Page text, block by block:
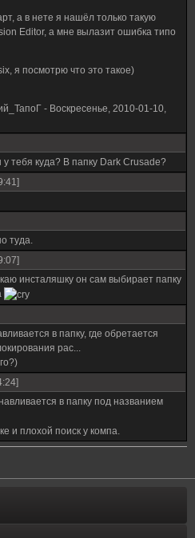
а в нете я нашёл только такую
Editor, а мне вылазит ошибка типо
я посмотрю что это такое)
- Воскресенье, 2010-01-10,
у тебя куда? В папку Dark Crusade?
туда.
инсталяшку он сам выбирает папку
в папку, где обретается
рас...
в папку под названием
и плохой поиск у компа.